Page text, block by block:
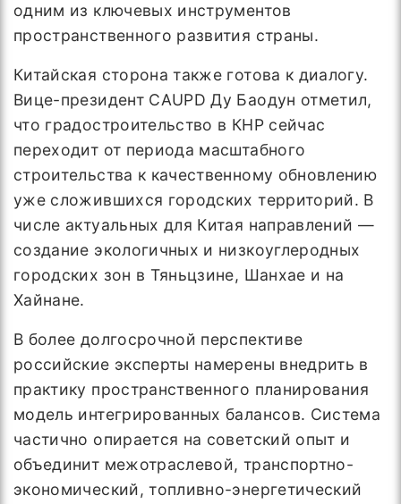
одним из ключевых инструментов
пространственного развития страны.
Китайская сторона также готова к диалогу.
Вице-президент CAUPD Ду Баодун отметил,
что градостроительство в КНР сейчас
переходит от периода масштабного
строительства к качественному обновлению
уже сложившихся городских территорий. В
числе актуальных для Китая направлений —
создание экологичных и низкоуглеродных
городских зон в Тяньцзине, Шанхае и на
Хайнане.
В более долгосрочной перспективе
российские эксперты намерены внедрить в
практику пространственного планирования
модель интегрированных балансов. Система
частично опирается на советский опыт и
объединит межотраслевой, транспортно-
экономический, топливно-энергетический